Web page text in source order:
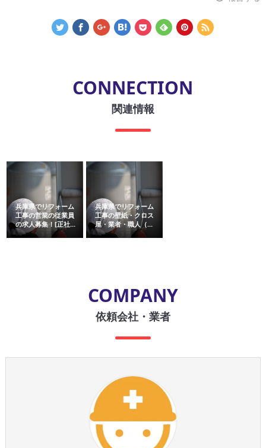
CONNECTION
関連情報
兵庫県でリフォーム
工事の営業の従業員
の求人募集！[正社...
兵庫県でリフォーム
工事の壁紙・クロス
屋・業者・職人（...
COMPANY
依頼会社・業者